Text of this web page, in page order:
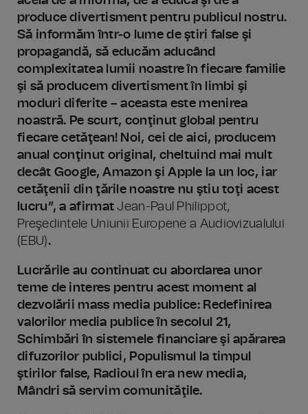
produce divertisment pentru publicul nostru.
Să informăm într-o lume de ştiri false şi
propagandă, să educăm aducând
complexitatea lumii noastre în fiecare familie
şi să producem divertisment în limbi şi
moduri diferite – aceasta este menirea
noastră. Pe scurt, conţinut global pentru
fiecare cetăţean! Noi, cei de aici, producem
anual conţinut original, cheltuind mai mult
decât Google, Amazon şi Apple la un loc, iar
cetăţenii din ţările noastre nu ştiu toţi acest
lucru”, a afirmatJean-Paul Philippot,
Preşedintele Uniunii Europene a Audiovizualului
(EBU).
Lucrările au continuat cu abordarea unor
teme de interes pentru acest moment al
dezvolării mass media publice: Redefinirea
valorilor media publice în secolul 21,
Schimbări în sistemele financiare şi apărarea
difuzorilor publici, Populismul la timpul
ştirilor false, Radioul în era new media,
Mândri să servim comunităţile.